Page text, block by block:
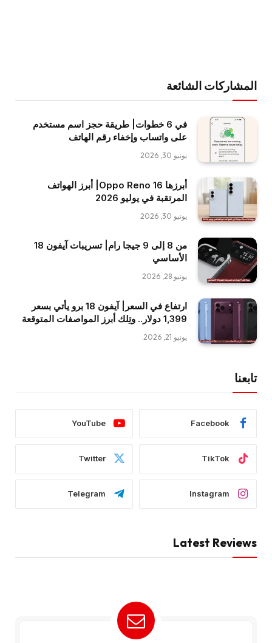
المشاركات الشائعة
في 6 خطوات| طريقة حجز اسم مستخدم
على واتساب وإخفاء رقم الهاتف
يونيو 30, 2026
أبرزها Oppo Reno 16| أبرز الهواتف
المرتقبة في يوليو 2026
يونيو 30, 2026
من 8 إلى 9 جيجا رام| تسريبات آيفون 18
الأساسي
يونيو 28, 2026
ارتفاع في السعر| آيفون 18 برو يأتي بسعر
1,399 دولار.. وتِلك أبرز المواصفات المتوقعة
يونيو 21, 2026
تابعنا
Facebook
YouTube
TikTok
Twitter
Instagram
Telegram
Latest Reviews